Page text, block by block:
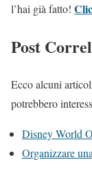
l’hai già fatto!
Post
Ecco alcuni
potrebbero
Disney World
Organizzare